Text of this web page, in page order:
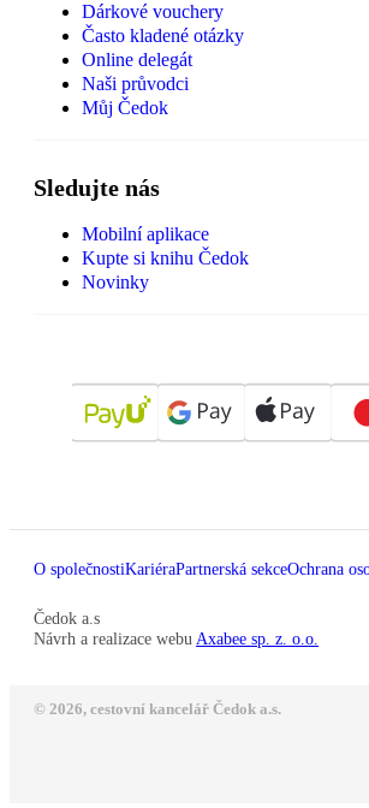
Dárkové vouchery
Často kladené otázky
Online delegát
Naši průvodci
Můj Čedok
Sledujte nás
Mobilní aplikace
Kupte si knihu Čedok
Novinky
O společnostiKariéraPartnerská sekceOchrana
Čedok a.s
Návrh a realizace webu Axabee sp. z. o.o.
© 2026, cestovní kancelář Čedok a.s.